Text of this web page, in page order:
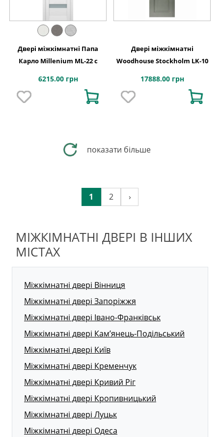
Двері міжкімнатні Папа
Карло Millenium ML-22 с
6215.00 грн
Двері міжкімнатні
Woodhouse Stockholm LK-10
17888.00 грн
показати більше
1 2 ›
МІЖКІМНАТНІ ДВЕРІ В ІНШИХ
МІСТАХ
Міжкімнатні двері Вінниця
Міжкімнатні двері Запоріжжя
Міжкімнатні двері Івано-Франківськ
Міжкімнатні двері Кам’янець-Подільський
Міжкімнатні двері Київ
Міжкімнатні двері Кременчук
Міжкімнатні двері Кривий Ріг
Міжкімнатні двері Кропивницький
Міжкімнатні двері Луцьк
Міжкімнатні двері Одеса